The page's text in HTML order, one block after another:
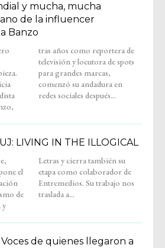
y mucha, mucha
de la influencer
Banzo
redes sociales después...
LIVING IN THE ILLOGICAL
el
de
y
de
nos
traslada a...
de quienes llegaron a